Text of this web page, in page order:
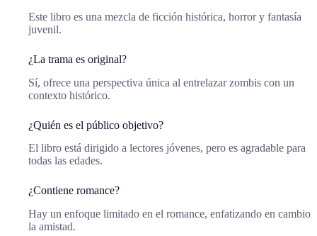
Este libro es una mezcla de ficción histórica, horror y fantasía
juvenil.
¿La trama es original?
Sí, ofrece una perspectiva única al entrelazar zombis con un
contexto histórico.
¿Quién es el público objetivo?
El libro está dirigido a lectores jóvenes, pero es agradable para
todas las edades.
¿Contiene romance?
Hay un enfoque limitado en el romance, enfatizando en cambio
la amistad.